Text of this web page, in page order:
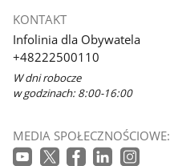
KONTAKT
Infolinia dla Obywatela
+48222500110
W dni robocze
w godzinach: 8:00-16:00
MEDIA SPOŁECZNOŚCIOWE: